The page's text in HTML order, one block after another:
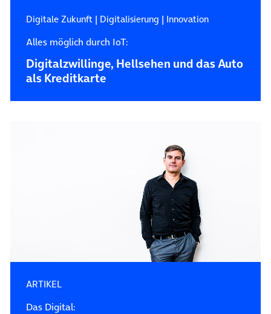
Digitale Zukunft| Digitalisierung | Innovation
Alles möglich durch IoT:
Digitalzwillinge, Hellsehen und das Auto
als Kreditkarte
ARTIKEL
Das Digital: